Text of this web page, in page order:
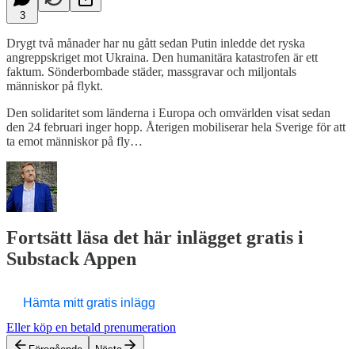
3
Drygt två månader har nu gått sedan Putin inledde det ryska
angreppskriget mot Ukraina. Den humanitära katastrofen är ett
faktum. Sönderbombade städer, massgravar och miljontals
människor på flykt.
Den solidaritet som länderna i Europa och omvärlden visat sedan
den 24 februari inger hopp. Återigen mobiliserar hela Sverige för att
ta emot människor på fly…
Fortsätt läsa det här inlägget gratis i
Substack Appen
Hämta mitt gratis inlägg
Eller köp en betald prenumeration